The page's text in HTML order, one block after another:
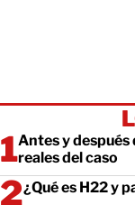
Antes y después
reales del caso
¿Qué es H22 y